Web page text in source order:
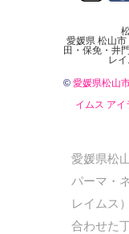
愛媛県 松山
田・保免・井
レ
© 愛媛県松山
イムス アイ
愛媛県松
パーマ・
レイムス
合わせた